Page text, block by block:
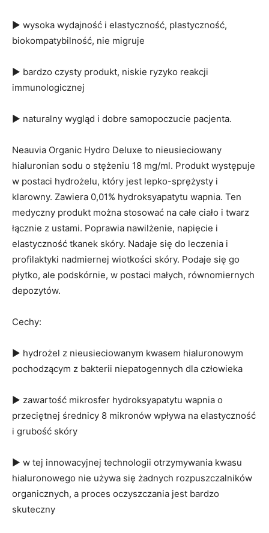
▶ wysoka wydajność i elastyczność, plastyczność,
biokompatybilność, nie migruje
▶ bardzo czysty produkt, niskie ryzyko reakcji
immunologicznej
▶ naturalny wygląd i dobre samopoczucie pacjenta.
Neauvia Organic Hydro Deluxe to nieusieciowany
hialuronian sodu o stężeniu 18 mg/ml. Produkt występuje
w postaci hydrożelu, który jest lepko-sprężysty i
klarowny. Zawiera 0,01% hydroksyapatytu wapnia. Ten
medyczny produkt można stosować na całe ciało i twarz
łącznie z ustami. Poprawia nawilżenie, napięcie i
elastyczność tkanek skóry. Nadaje się do leczenia i
profilaktyki nadmiernej wiotkości skóry. Podaje się go
płytko, ale podskórnie, w postaci małych, równomiernych
depozytów.
Cechy:
▶ hydrożel z nieusieciowanym kwasem hialuronowym
pochodzącym z bakterii niepatogennych dla człowieka
▶ zawartość mikrosfer hydroksyapatytu wapnia o
przeciętnej średnicy 8 mikronów wpływa na elastyczność
i grubość skóry
▶ w tej innowacyjnej technologii otrzymywania kwasu
hialuronowego nie używa się żadnych rozpuszczalników
organicznych, a proces oczyszczania jest bardzo
skuteczny